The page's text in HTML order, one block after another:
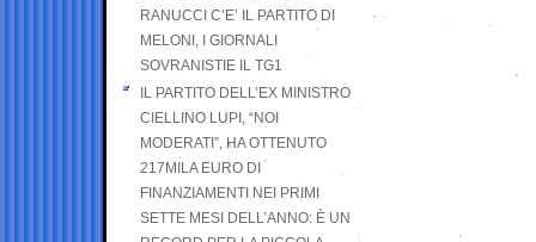
RANUCCI C’E’ IL PARTITO DI
MELONI, I GIORNALI
SOVRANISTIE IL TG1
IL PARTITO DELL’EX MINISTRO
CIELLINO LUPI, “NOI
MODERATI”, HA OTTENUTO
217MILA EURO DI
FINANZIAMENTI NEI PRIMI
SETTE MESI DELL’ANNO: È UN